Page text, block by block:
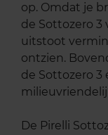
op. Omdat je
de Sottozero 3
uitstoot
ontzien.
de Sottozero
De Pirelli